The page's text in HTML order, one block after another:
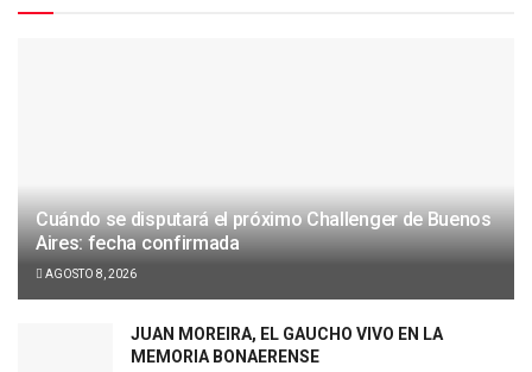
Cuándo se disputará el próximo Challenger de Buenos
Aires: fecha confirmada
AGOSTO 8, 2026
JUAN MOREIRA, EL GAUCHO VIVO EN LA
MEMORIA BONAERENSE